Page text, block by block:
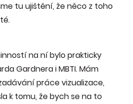
tu ujištění, že něco z toho
na ní bylo prakticky
Gardnera i MBTI. Mám
práce vizualizace,
k tomu, že bych se na to